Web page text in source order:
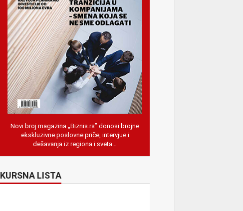
Novi broj magazina „Biznis.rs” donosi brojne
ekskluzivne poslovne priče, intervjue i
dešavanja iz regiona i sveta…
KURSNA LISTA